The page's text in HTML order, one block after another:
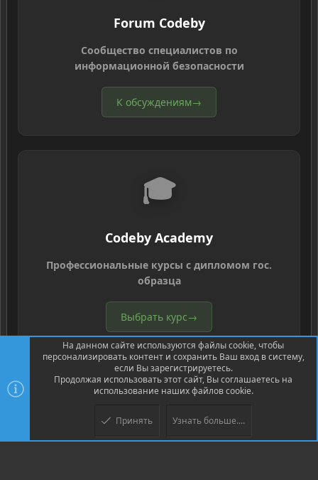
Forum Codeby
Сообщество специалистов по
информационной безопасности
К обсуждениям→
🎓
Codeby Academy
Профессиональные курсы с дипломом гос.
образца
Выбрать курс→
На данном сайте используются файлы cookie, чтобы
персонализировать контент и сохранить Ваш вход в систему,
если Вы зарегистрируетесь.
Продолжая использовать этот сайт, Вы соглашаетесь на
использование наших файлов cookie.
Принять Узнать больше....